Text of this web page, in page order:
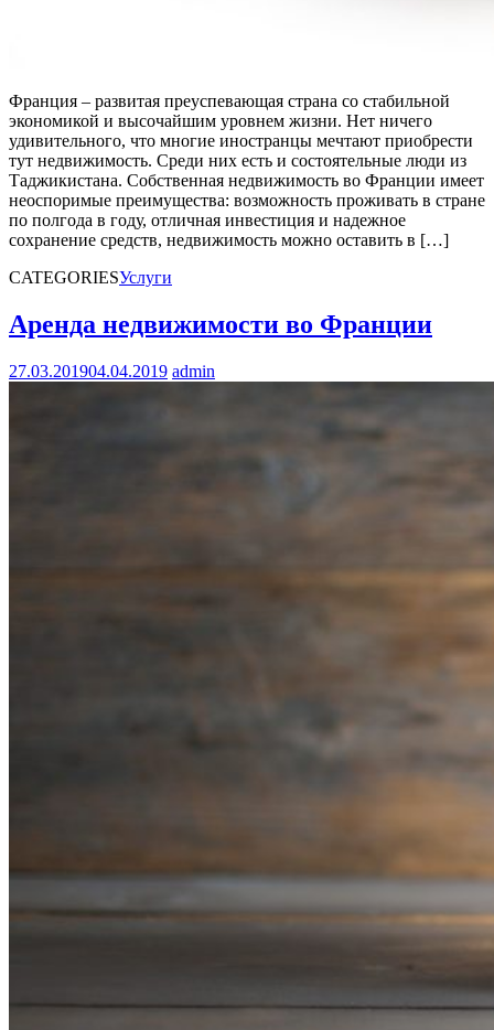
Франция – развитая преуспевающая страна со стабильной
экономикой и высочайшим уровнем жизни. Нет ничего
удивительного, что многие иностранцы мечтают приобрести
тут недвижимость. Среди них есть и состоятельные люди из
Таджикистана. Собственная недвижимость во Франции имеет
неоспоримые преимущества: возможность проживать в стране
по полгода в году, отличная инвестиция и надежное
сохранение средств, недвижимость можно оставить в […]
CATEGORIESУслуги
Аренда недвижимости во Франции
27.03.201904.04.2019 admin